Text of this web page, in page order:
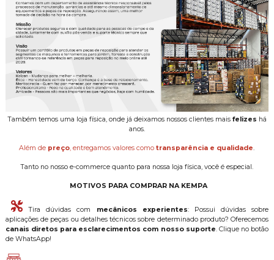
Também temos uma loja física, onde já deixamos nossos clientes mais felizes há
anos.
Além de preço, entregamos valores comotransparência e qualidade.
Tanto no nosso e-commerce quanto para nossa loja física, você é especial.
MOTIVOS PARA COMPRAR NA KEMPA
Tira dúvidas com mecânicos experientes: Possui dúvidas sobre
aplicações de peças ou detalhes técnicos sobre determinado produto? Oferecemos
canais diretos para esclarecimentos com nosso suporte. Clique no botão
de WhatsApp!